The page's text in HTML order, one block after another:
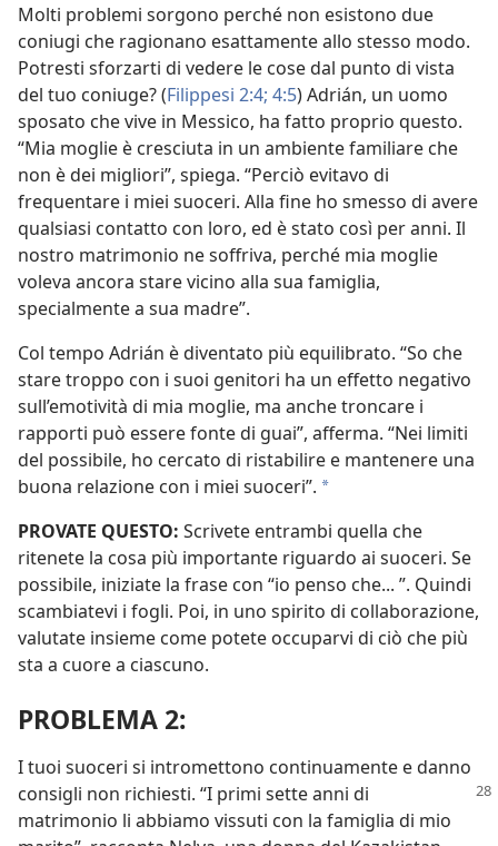
Molti problemi sorgono perché non esistono due
coniugi che ragionano esattamente allo stesso modo.
Potresti sforzarti di vedere le cose dal punto di vista
del tuo coniuge? (Filippesi 2:4; 4:5) Adrián, un uomo
sposato che vive in Messico, ha fatto proprio questo.
“Mia moglie è cresciuta in un ambiente familiare che
non è dei migliori”, spiega. “Perciò evitavo di
frequentare i miei suoceri. Alla fine ho smesso di avere
qualsiasi contatto con loro, ed è stato così per anni. Il
nostro matrimonio ne soffriva, perché mia moglie
voleva ancora stare vicino alla sua famiglia,
specialmente a sua madre”.
Col tempo Adrián è diventato più equilibrato. “So che
stare troppo con i suoi genitori ha un effetto negativo
sull’emotività di mia moglie, ma anche troncare i
rapporti può essere fonte di guai”, afferma. “Nei limiti
del possibile, ho cercato di ristabilire e mantenere una
buona relazione con i miei suoceri”. *
PROVATE QUESTO: Scrivete entrambi quella che
ritenete la cosa più importante riguardo ai suoceri. Se
possibile, iniziate la frase con “io penso che... ”. Quindi
scambiatevi i fogli. Poi, in uno spirito di collaborazione,
valutate insieme come potete occuparvi di ciò che più
sta a cuore a ciascuno.
PROBLEMA 2:
I tuoi suoceri si intromettono continuamente e danno
consigli non richiesti. “I primi sette anni di
matrimonio li abbiamo vissuti con la famiglia di mio